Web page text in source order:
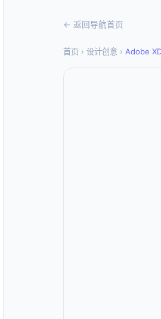
← 返回导航首页
首页 › 设计创意 › Adobe